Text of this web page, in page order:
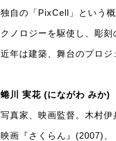
独自の「PixCell」という
クノロジーを駆使し、彫刻
近年は建築、舞台のプロ
蜷川 実花 (にながわ みか)
写真家、映画監督。木村伊
映画『さくらん』(2007)